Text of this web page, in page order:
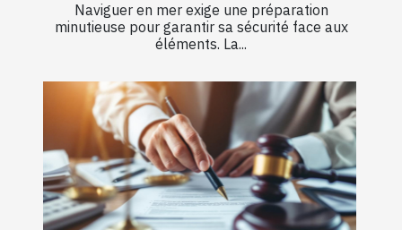
Naviguer en mer exige une préparation
minutieuse pour garantir sa sécurité face aux
éléments. La...